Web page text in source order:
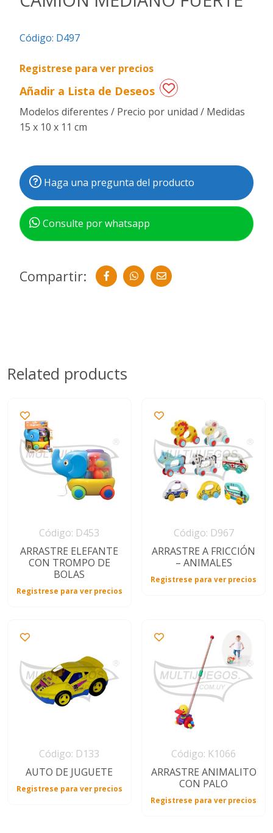
de
especiales
Código: D497
Registrese para ver precios
Añadir a Lista de Deseos
Modelos diferentes / Precio por unidad / Medidas
15 x 10 x 11 cm
Haga una pregunta del producto
Consulte por whatsapp
Compartir:
Related products
Código: D453
ARRASTRE ELEFANTE
CON TROMPO DE
BOLAS
Registrese para ver precios
Código: D967
ARRASTRE A FRICCIÓN
– ANIMALES
Registrese para ver precios
Código: D133
AUTO DE JUGUETE
Registrese para ver precios
Código: K1066
ARRASTRE ANIMALITO
CON PALO
Registrese para ver precios